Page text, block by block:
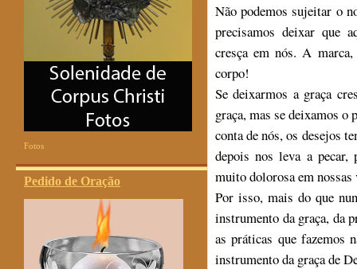
Fotos
Pedido de Oração
Não podemos sujeitar o
precisamos deixar que
cresça em nós. A
corpo!
Se deixarmos a graça
graça, mas se deixamos o
conta de nós, os desejos
depois nos leva a
muito dolorosa em nossas
Por isso, mais do que
instrumento da graça, da
as práticas que fazemos
instrumento da graça de